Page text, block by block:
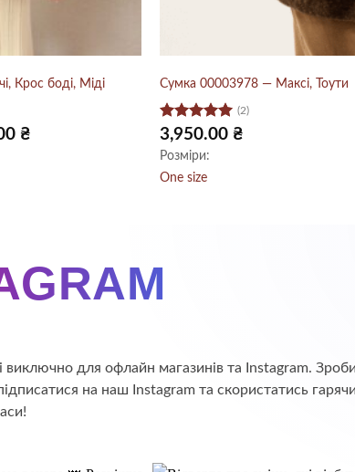
Крос боді, Міді
₴Поточна
Сумка 00003978 — Максі, Тоути
Оцінено в
з 5
(2)
3,950.00 ₴
Розміри:
One size
виключно для офлайн магазинів та Instagram.
на наш Instagram та скористатись